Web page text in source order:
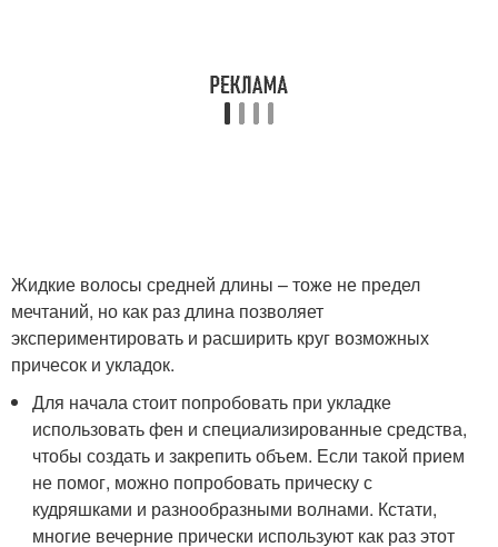
Жидкие волосы средней длины – тоже не предел
мечтаний, но как раз длина позволяет
экспериментировать и расширить круг возможных
причесок и укладок.
Для начала стоит попробовать при укладке
использовать фен и специализированные средства,
чтобы создать и закрепить объем. Если такой прием
не помог, можно попробовать прическу с
кудряшками и разнообразными волнами. Кстати,
многие вечерние прически используют как раз этот